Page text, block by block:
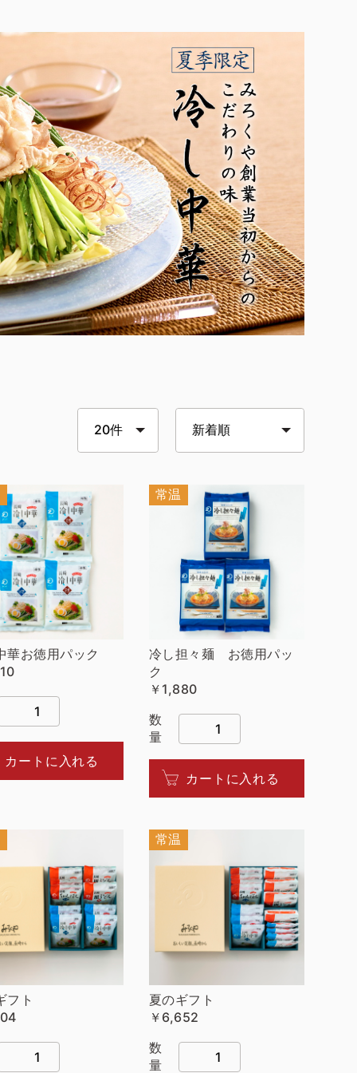
華お徳用パック
カートに入れる
常温
冷し担々麺 お徳用パッ
ク
￥1,880
数
量
カートに入れる
フト
常温
夏のギフト
￥6,652
数
量